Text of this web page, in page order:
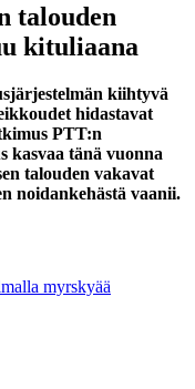
talouden
kituliaana
kiihtyvä
hidastavat
PTT:n
kasvaa tänä vuonna
talouden vakavat
noidankehästä vaanii.
myrskyää